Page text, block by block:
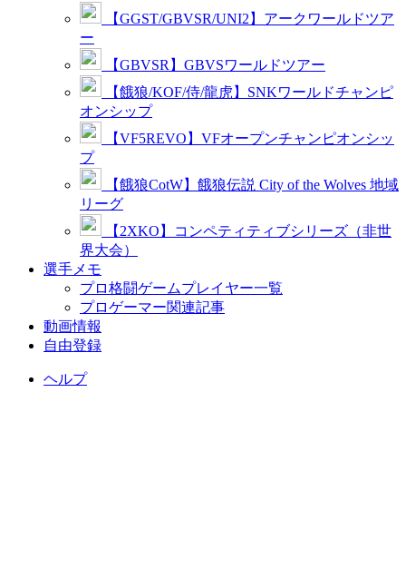
【GGST/GBVSR/UNI2】アークワールドツア
ー
【GBVSR】GBVSワールドツアー
【餓狼/KOF/侍/龍虎】SNKワールドチャンピ
オンシップ
【VF5REVO】VFオープンチャンピオンシッ
プ
【餓狼CotW】餓狼伝説 City of the Wolves 地域
リーグ
【2XKO】コンペティティブシリーズ（非世
界大会）
選手メモ
プロ格闘ゲームプレイヤー一覧
プロゲーマー関連記事
動画情報
自由登録
ヘルプ